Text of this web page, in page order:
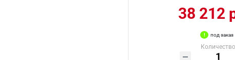
38 212
под заказ
Количество